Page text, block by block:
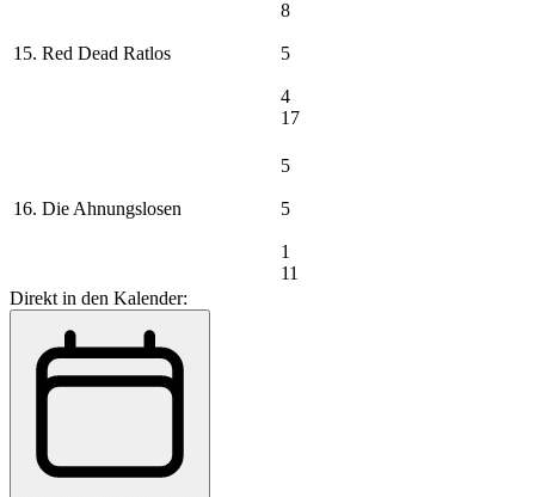
15. Red Dead Ratlos
8
5
4
17
16. Die Ahnungslosen
5
5
1
11
Direkt in den Kalender: